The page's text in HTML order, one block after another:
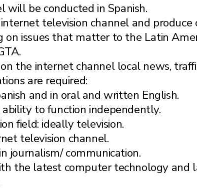
will be conducted in Spanish.
television channel and produce
on issues that matter to the Latin
the internet channel local news,
are required:
and in oral and written English.
to function independently.
field: ideally television.
television channel.
journalism/ communication.
the latest computer technology and